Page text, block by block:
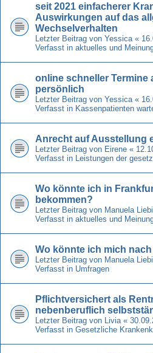
seit 2021 einfacherer
Auswirkungen auf das
Wechselverhalten
Letzter Beitrag von Yessica «
Verfasst in aktuelles und
online schneller Termine
persönlich
Letzter Beitrag von Yessica «
Verfasst in Kassenpatienten
Anrecht auf Ausstellung
Letzter Beitrag von Eirene «
Verfasst in Leistungen der
Wo könnte ich in
bekommen?
Letzter Beitrag von Manuela
Verfasst in aktuelles und
Wo könnte ich mich
Letzter Beitrag von Manuela
Verfasst in Umfragen
Pflichtversichert als
nebenberuflich
Letzter Beitrag von Livia «
Verfasst in Gesetzliche